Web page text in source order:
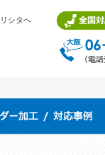
シタへ